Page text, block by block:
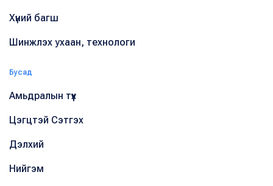
Хүний багш
Шинжлэх ухаан, технологи
Бусад
Амьдралын түүх
Цэгцтэй Сэтгэх
Дэлхий
Нийгэм